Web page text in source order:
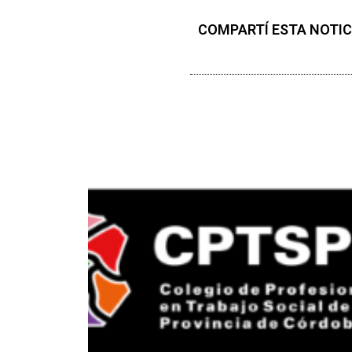
COMPARTÍ ESTA